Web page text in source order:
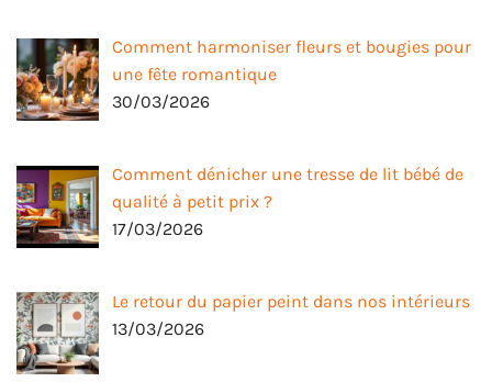
Comment harmoniser fleurs et bougies pour
une fête romantique
30/03/2026
Comment dénicher une tresse de lit bébé de
qualité à petit prix ?
17/03/2026
Le retour du papier peint dans nos intérieurs
13/03/2026